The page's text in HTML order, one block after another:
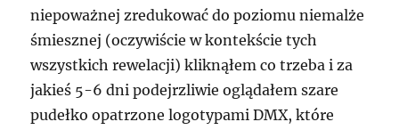
niepoważnej zredukować do poziomu niemalże
śmiesznej (oczywiście w kontekście tych
wszystkich rewelacji) kliknąłem co trzeba i za
jakieś 5-6 dni podejrzliwie oglądałem szare
pudełko opatrzone logotypami DMX, które